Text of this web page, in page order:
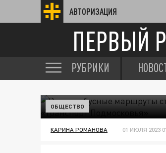
АВТОРИЗАЦИЯ
ПЕРВЫЙ
РУБРИКИ
ОБЩЕСТВО
КАРИНА РОМАНОВА 01 ИЮЛЯ 2023